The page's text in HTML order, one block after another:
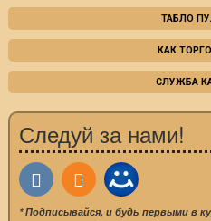
ТАБЛО
КАК
СЛУЖБА
Следуй за нами!
* Подписывайся, и будь первыми в